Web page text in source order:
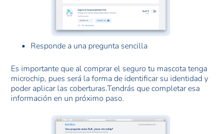
Responde a una pregunta sencilla
Es importante que al comprar el seguro tu mascota tenga
microchip, pues será la forma de identificar su identidad y
poder aplicar las coberturas.Tendrás que completar esa
información en un próximo paso.